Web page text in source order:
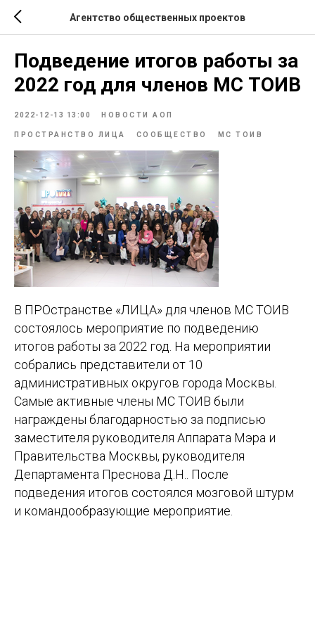
Агентство общественных проектов
Подведение итогов работы за
2022 год для членов МС ТОИВ
2022-12-13 13:00 НОВОСТИ АОП
ПРОСТРАНСТВО ЛИЦА СООБЩЕСТВО МС ТОИВ
В ПРОстранстве «ЛИЦА» для членов МС ТОИВ
состоялось мероприятие по подведению
итогов работы за 2022 год. На мероприятии
собрались представители от 10
административных округов города Москвы.
Самые активные члены МС ТОИВ были
награждены благодарностью за подписью
заместителя руководителя Аппарата Мэра и
Правительства Москвы, руководителя
Департамента Преснова Д.Н.. После
подведения итогов состоялся мозговой штурм
и командообразующие мероприятие.